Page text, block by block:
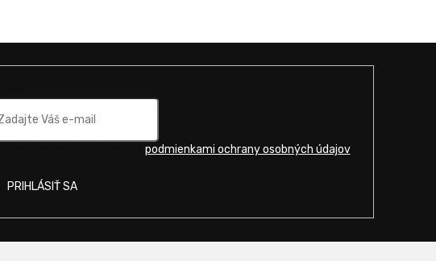
podmienkami ochrany osobných údajov.
PRIHLÁSIŤ SA